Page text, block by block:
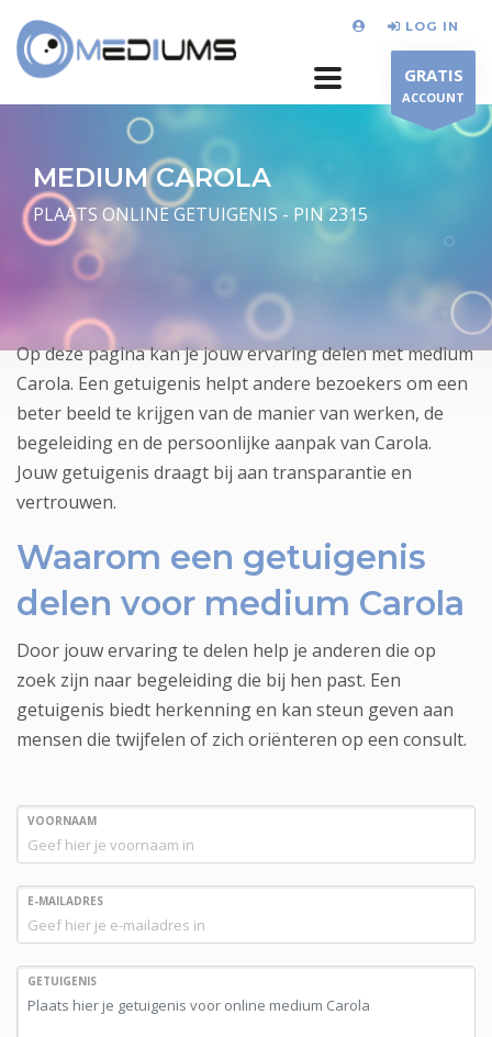
LOG IN
GRATIS
ACCOUNT
MEDIUM CAROLA
PLAATS ONLINE GETUIGENIS - PIN 2315
Op deze pagina kan je jouw ervaring delen met medium
Carola. Een getuigenis helpt andere bezoekers om een
beter beeld te krijgen van de manier van werken, de
begeleiding en de persoonlijke aanpak van Carola.
Jouw getuigenis draagt bij aan transparantie en
vertrouwen.
Waarom een getuigenis
delen voor medium Carola
Door jouw ervaring te delen help je anderen die op
zoek zijn naar begeleiding die bij hen past. Een
getuigenis biedt herkenning en kan steun geven aan
mensen die twijfelen of zich oriënteren op een consult.
VOORNAAM
E-MAILADRES
GETUIGENIS